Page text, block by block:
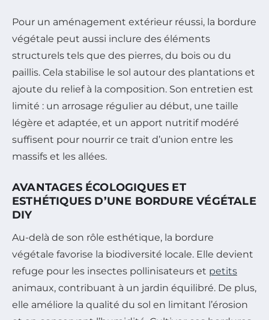
Pour un aménagement extérieur réussi, la bordure
végétale peut aussi inclure des éléments
structurels tels que des pierres, du bois ou du
paillis. Cela stabilise le sol autour des plantations et
ajoute du relief à la composition. Son entretien est
limité : un arrosage régulier au début, une taille
légère et adaptée, et un apport nutritif modéré
suffisent pour nourrir ce trait d’union entre les
massifs et les allées.
AVANTAGES ÉCOLOGIQUES ET
ESTHÉTIQUES D’UNE BORDURE VÉGÉTALE
DIY
Au-delà de son rôle esthétique, la bordure
végétale favorise la biodiversité locale. Elle devient
refuge pour les insectes pollinisateurs et petits
animaux, contribuant à un jardin équilibré. De plus,
elle améliore la qualité du sol en limitant l’érosion